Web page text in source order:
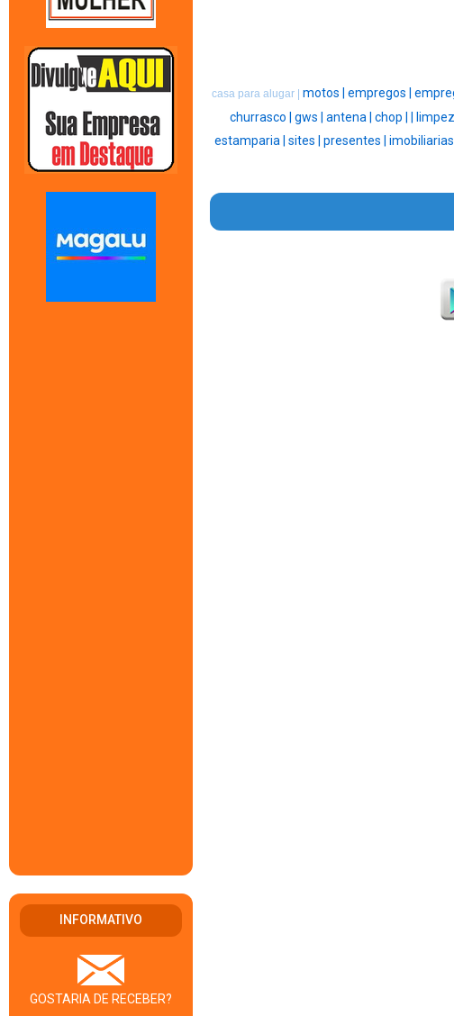
INFORMATIVO
GOSTARIA DE RECEBER?
casa para alugar | motos | empregos |
churrasco | gws | antena | chop |
estamparia | sites | presentes | imobiliarias |